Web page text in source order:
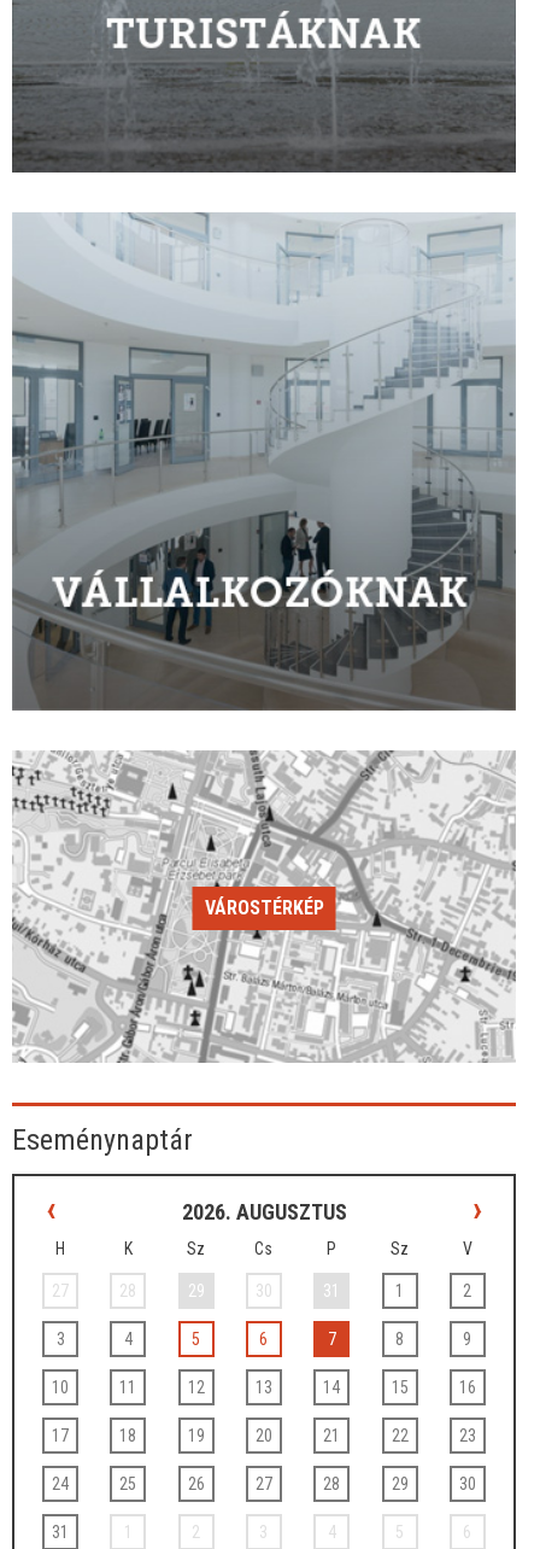
VÁROSTÉRKÉP
Eseménynaptár
‹ 2026. AUGUSZTUS ›
H K Sz Cs P Sz V
27 28 29 30 31 1 2
3 4 5 6 7 8 9
10 11 12 13 14 15 16
17 18 19 20 21 22 23
24 25 26 27 28 29 30
31 1 2 3 4 5 6